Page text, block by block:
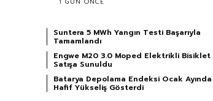
Suntera 5 MWh Yangın Testi Başarıyla
Tamamlandı
Engwe M20 3.0 Moped Elektrikli Bisiklet
Satışa Sunuldu
Batarya Depolama Endeksi Ocak Ayında
Hafif Yükseliş Gösterdi